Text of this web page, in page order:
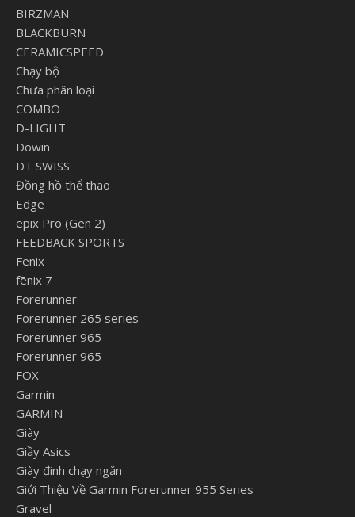
BIRZMAN
BLACKBURN
CERAMICSPEED
Chạy bộ
Chưa phân loại
COMBO
D-LIGHT
Dowin
DT SWISS
Đồng hồ thể thao
Edge
epix Pro (Gen 2)
FEEDBACK SPORTS
Fenix
fēnix 7
Forerunner
Forerunner 265 series
Forerunner 965
Forerunner 965
FOX
Garmin
GARMIN
Giày
Giầy Asics
Giày đinh chạy ngắn
Giới Thiệu Về Garmin Forerunner 955 Series
Gravel